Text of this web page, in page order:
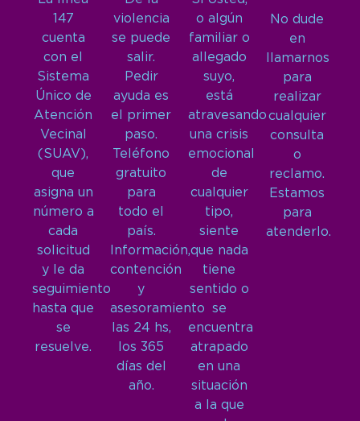
147
cuenta
con el
Sistema
Único de
Atención
Vecinal
(SUAV),
que
asigna un
número a
cada
solicitud
y le da
seguimiento
hasta que
se
resuelve.
violencia
se puede
salir.
Pedir
ayuda es
el primer
paso.
Teléfono
gratuito
para
todo el
país.
Información,
contención
y
asesoramiento
las 24 hs,
los 365
días del
año.
o algún
familiar o
allegado
suyo,
está
atravesando
una crisis
emocional
de
cualquier
tipo,
siente
que nada
tiene
sentido o
se
encuentra
atrapado
en una
situación
a la que
No dude
en
llamarnos
para
realizar
cualquier
consulta
o
reclamo.
Estamos
para
atenderlo.